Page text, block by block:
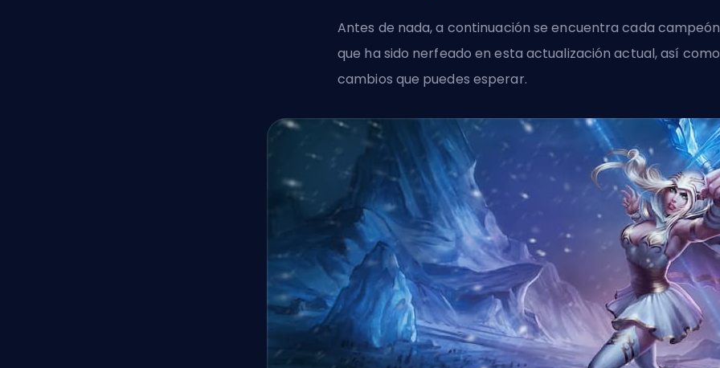
Antes de nada, a continuación se encuentra cada campeón
que ha sido nerfeado en esta actualización actual, así
cambios que puedes esperar.